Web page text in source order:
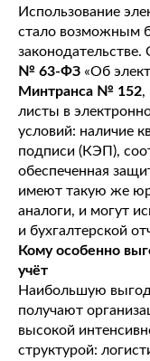
Использование
стало возможным
законодательстве.
№ 63-ФЗ «Об
Минтранса № 152,
листы в
условий: наличие
подписи (КЭП),
обеспеченная
имеют такую же
аналоги, и могут
и бухгалтерской
Кому особенно
учёт
Наибольшую
получают
высокой
структурой: